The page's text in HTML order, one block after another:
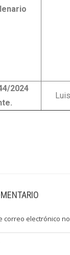
2024
correo electrónico